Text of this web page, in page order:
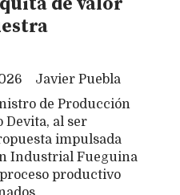
de valor
Javier Puebla
de Producción
Devita, al ser
impulsada
Industrial Fueguina
productivo